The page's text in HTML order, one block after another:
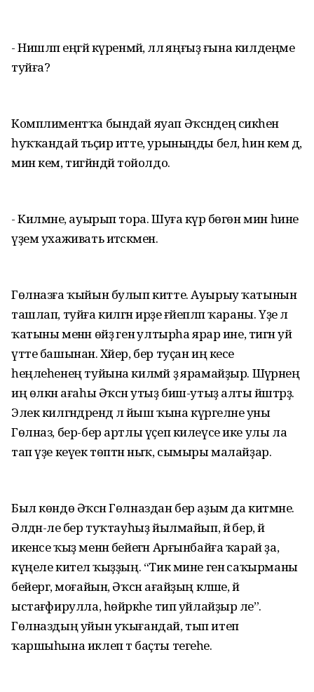
- Нишләп еңгәй күренмәй, әллә яңғыҙ ғына килдеңме
туйға?
Комплиментҡа бындай яуап Әҡсәндең сикәһенә
һуҡҡандай тәьҫир итте, урыныңды бел, һин кем дә,
мин кем, тигәйндәй тойолдо.
- Килмәне, ауырып тора. Шуға күрә бөгөн мин һине
үҙем ухаживать итәсәкмен.
Гөлназға ҡыйын булып китте. Ауырыу ҡатынын
ташлап, туйға килгән ирҙе ғәйепләп ҡараны. Үҙе лә
ҡатыны менән өйҙә генә ултырһа ярар ине, тигән уй
үтте башынан. Хәйер, бер туҫан иң кесе
һеңлеһенең туйына килмәй ҙә ярамайҙыр. Шәүрәнең
иң өлкән ағаһы Әҡсән утыҙ биш-утыҙ алты йәштәрҙә.
Элек килгәндәрендә лә йыш ҡына күргеләне уны
Гөлназ, бер-бер артлы үҫеп килеүсе ике улы ла
тап үҙе кеүек төптән ныҡ, сымыры малайҙар.
Был көндө Әҡсән Гөлназдан бер аҙым да китмәне.
Әлдән-әле бер туҡтауһыҙ йылмайып, йә бер, йә
икенсе ҡыҙ менән бейегән Арғынбайға ҡарай ҙа,
күңеле кителә ҡыҙҙың. “Тик мине генә саҡырманы
бейергә, моғайын, Әҡсән ағайҙың кәләше, йә
ыстағәфирулла, һөйәркәһе тип уйлайҙыр әле”.
Гөлназдың уйын уҡығандай, тып итеп
ҡаршыһына иклеп тә баҫты тегеһе.